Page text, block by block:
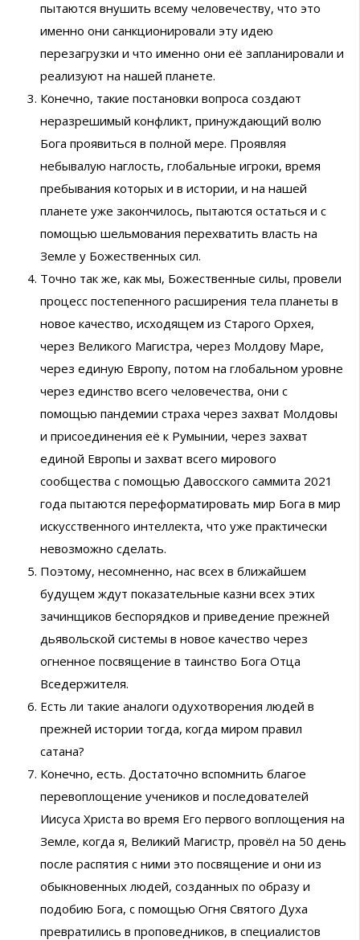
пытаются внушить всему человечеству, что это
именно они санкционировали эту идею
перезагрузки и что именно они её запланировали и
реализуют на нашей планете.
Конечно, такие постановки вопроса создают
неразрешимый конфликт, принуждающий волю
Бога проявиться в полной мере. Проявляя
небывалую наглость, глобальные игроки, время
пребывания которых и в истории, и на нашей
планете уже закончилось, пытаются остаться и с
помощью шельмования перехватить власть на
Земле у Божественных сил.
Точно так же, как мы, Божественные силы, провели
процесс постепенного расширения тела планеты в
новое качество, исходящем из Старого Орхея,
через Великого Магистра, через Молдову Маре,
через единую Европу, потом на глобальном уровне
через единство всего человечества, они с
помощью пандемии страха через захват Молдовы
и присоединения её к Румынии, через захват
единой Европы и захват всего мирового
сообщества с помощью Давосского саммита 2021
года пытаются переформатировать мир Бога в мир
искусственного интеллекта, что уже практически
невозможно сделать.
Поэтому, несомненно, нас всех в ближайшем
будущем ждут показательные казни всех этих
зачинщиков беспорядков и приведение прежней
дьявольской системы в новое качество через
огненное посвящение в таинство Бога Отца
Вседержителя.
Есть ли такие аналоги одухотворения людей в
прежней истории тогда, когда миром правил
сатана?
Конечно, есть. Достаточно вспомнить благое
перевоплощение учеников и последователей
Иисуса Христа во время Его первого воплощения на
Земле, когда я, Великий Магистр, провёл на 50 день
после распятия с ними это посвящение и они из
обыкновенных людей, созданных по образу и
подобию Бога, с помощью Огня Святого Духа
превратились в проповедников, в специалистов